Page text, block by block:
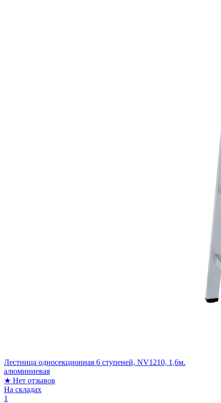
Лестница односекционная 6 ступеней, NV1210, 1,6м.
алюминиевая
★ Нет отзывов
На складах
1